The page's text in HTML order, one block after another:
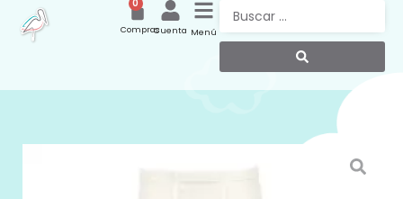
Menú
Cuenta
0
Compras